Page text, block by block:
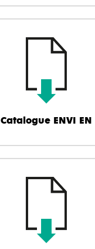
Catalogue ENVI EN